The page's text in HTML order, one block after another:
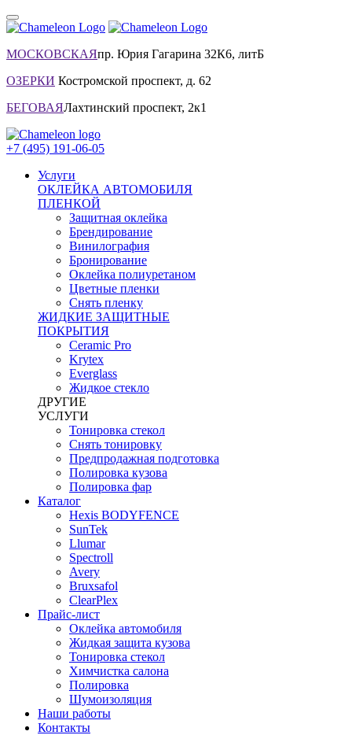
МОСКОВСКАЯпр. Юрия Гагарина 32К6, литБ
ОЗЕРКИ Костромской проспект, д. 62
БЕГОВАЯЛахтинский проспект, 2к1
+7 (495) 191-06-05
Услуги
ОКЛЕЙКА АВТОМОБИЛЯ
ПЛЕНКОЙ
Защитная оклейка
Брендирование
Винилография
Бронирование
Оклейка полиуретаном
Цветные пленки
Снять пленку
ЖИДКИЕ ЗАЩИТНЫЕ
ПОКРЫТИЯ
Ceramic Pro
Krytex
Everglass
Жидкое стекло
ДРУГИЕ
УСЛУГИ
Тонировка стекол
Снять тонировку
Предпродажная подготовка
Полировка кузова
Полировка фар
Каталог
Hexis BODYFENCE
SunTek
Llumar
Spectroll
Avery
Bruxsafol
ClearPlex
Прайс-лист
Оклейка автомобиля
Жидкая защита кузова
Тонировка стекол
Химчистка салона
Полировка
Шумоизоляция
Наши работы
Контакты